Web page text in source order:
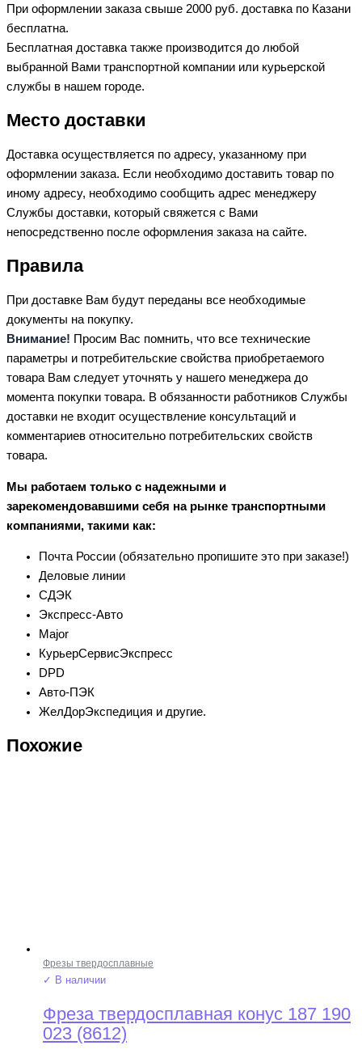
При оформлении заказа свыше 2000 руб. доставка по Казани
бесплатна.
Бесплатная доставка также производится до любой
выбранной Вами транспортной компании или курьерской
службы в нашем городе.
Место доставки
Доставка осуществляется по адресу, указанному при
оформлении заказа. Если необходимо доставить товар по
иному адресу, необходимо сообщить адрес менеджеру
Службы доставки, который свяжется с Вами
непосредственно после оформления заказа на сайте.
Правила
При доставке Вам будут переданы все необходимые
документы на покупку.
Внимание! Просим Вас помнить, что все технические
параметры и потребительские свойства приобретаемого
товара Вам следует уточнять у нашего менеджера до
момента покупки товара. В обязанности работников Службы
доставки не входит осуществление консультаций и
комментариев относительно потребительских свойств
товара.
Мы работаем только с надежными и
зарекомендовавшими себя на рынке транспортными
компаниями, такими как:
Почта России (обязательно пропишите это при заказе!)
Деловые линии
СДЭК
Экспресс-Авто
Major
КурьерСервисЭкспресс
DPD
Авто-ПЭК
ЖелДорЭкспедиция и другие.
Похожие
Фрезы твердосплавные
✓ В наличии
Фреза твердосплавная конус 187 190
023 (8612)